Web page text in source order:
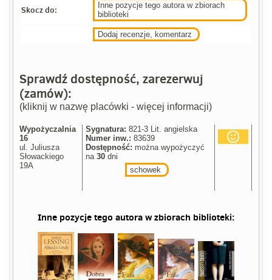
Skocz do:
Inne pozycje tego autora w zbiorach
biblioteki
Dodaj recenzje, komentarz
Sprawdź dostępność, zarezerwuj
(zamów):
(kliknij w nazwę placówki - więcej informacji)
Wypożyczalnia
16
ul. Juliusza
Słowackiego
19A
Sygnatura: 821-3 Lit. angielska
Numer inw.: 83639
Dostępność: można wypożyczyć
na30 dni
schowek
Inne pozycje tego autora w zbiorach biblioteki: